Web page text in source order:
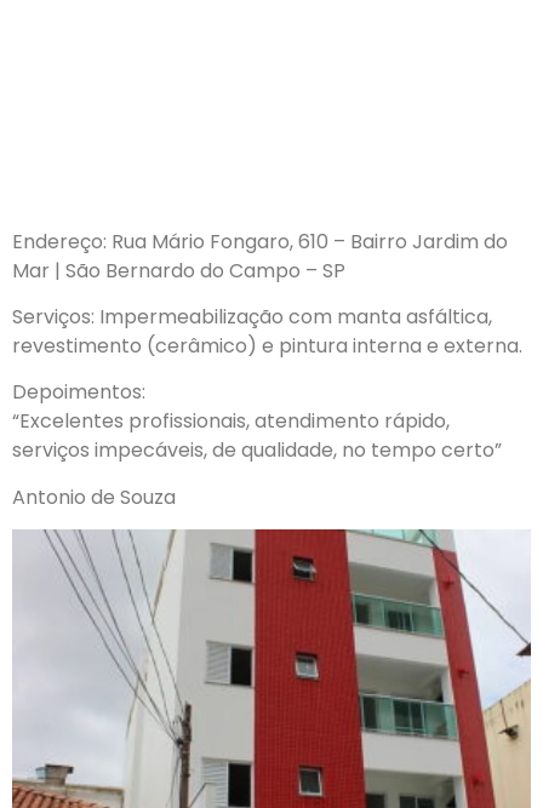
Endereço: Rua Mário Fongaro, 610 – Bairro Jardim do
Mar | São Bernardo do Campo – SP
Serviços: Impermeabilização com manta asfáltica,
revestimento (cerâmico) e pintura interna e externa.
Depoimentos:
“Excelentes profissionais, atendimento rápido,
serviços impecáveis, de qualidade, no tempo certo”
Antonio de Souza